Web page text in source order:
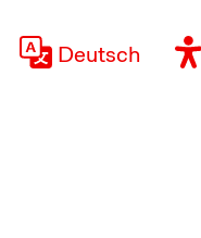
Deutsch